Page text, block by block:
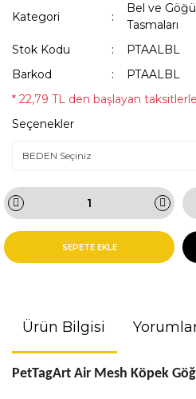
Kategori
Bel ve
Tasmaları
Stok Kodu
PTAALBL
Barkod
PTAALBL
* 22,79 TL den başlayan
Seçenekler
SEPETE EKLE
Ürün Bilgisi
PetTagArt Air Mesh Köpek